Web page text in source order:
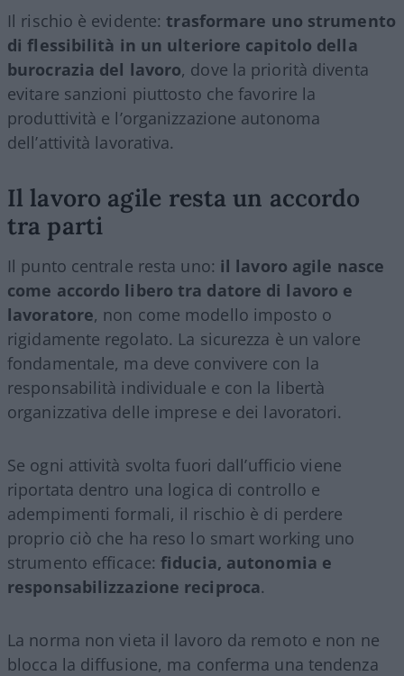
Il rischio è evidente:trasformare uno strumento
di flessibilità in un ulteriore capitolo della
burocrazia del lavoro, dove la priorità diventa
evitare sanzioni piuttosto che favorire la
produttività e l’organizzazione autonoma
dell’attività lavorativa.
Il lavoro agile resta un accordo
tra parti
Il punto centrale resta uno: il lavoro agile nasce
come accordo libero tra datore di lavoro e
lavoratore, non come modello imposto o
rigidamente regolato. La sicurezza è un valore
fondamentale, ma deve convivere con la
responsabilità individuale e con la libertà
organizzativa delle imprese e dei lavoratori.
Se ogni attività svolta fuori dall’ufficio viene
riportata dentro una logica di controllo e
adempimenti formali, il rischio è di perdere
proprio ciò che ha reso lo smart working uno
strumento efficace:fiducia, autonomia e
responsabilizzazione reciproca.
La norma non vieta il lavoro da remoto e non ne
blocca la diffusione, ma conferma una tendenza